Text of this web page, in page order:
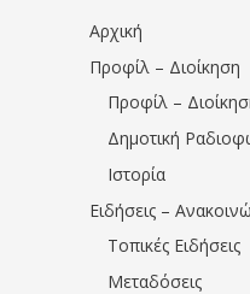
Αρχική
Προφίλ – Διοίκηση
Προφίλ –
Δημοτική
Ιστορία
Ειδήσεις –
Τοπικές Ειδήσεις
Μεταδόσεις